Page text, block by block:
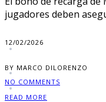
jugadores deben
12/02/2026
BY MARCO DILORENZO
NO COMMENTS
READ MORE